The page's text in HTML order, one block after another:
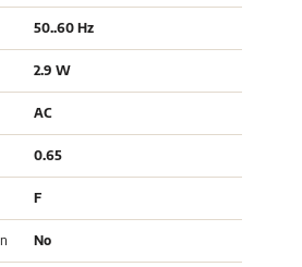
50..60 Hz
2.9 W
AC
0.65
F
No